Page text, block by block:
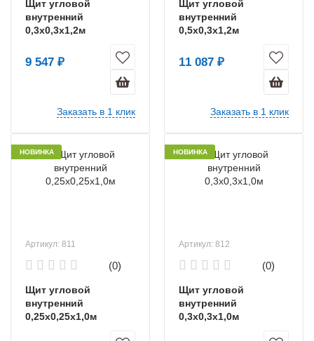
Щит угловой
внутренний
0,3х0,3х1,2м
9 547 ₽
Заказать в 1 клик
Щит угловой
внутренний
0,5х0,3х1,2м
11 087 ₽
Заказать в 1 клик
НОВИНКА
Артикул: 811
(0)
Щит угловой
внутренний
0,25х0,25х1,0м
НОВИНКА
Артикул: 812
(0)
Щит угловой
внутренний
0,3х0,3х1,0м